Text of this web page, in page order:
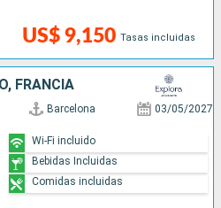
US$ 9,150 Tasas incluidas
FRANCIA
Barcelona 03/05/2027
Wi-Fi incluido
Bebidas Incluidas
Comidas incluidas